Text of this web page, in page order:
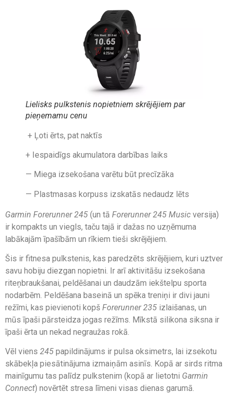
Lielisks pulkstenis nopietniem skrējējiem par
pieņemamu cenu
+ Ļoti ērts, pat naktīs
+ Iespaidīgs akumulatora darbības laiks
— Miega izsekošana varētu būt precīzāka
— Plastmasas korpuss izskatās nedaudz lēts
Garmin Forerunner 245 (un tā Forerunner 245 Music versija)
ir kompakts un viegls, taču tajā ir dažas no uzņēmuma
labākajām īpašībām un rīkiem tieši skrējējiem.
Šis ir fitnesa pulkstenis, kas paredzēts skrējējiem, kuri uztver
savu hobiju diezgan nopietni. Ir arī aktivitāšu izsekošana
riteņbraukšanai, peldēšanai un daudzām iekštelpu sporta
nodarbēm. Peldēšana baseinā un spēka treniņi ir divi jauni
režīmi, kas pievienoti kopš Forerunner 235 izlaišanas, un
mūs īpaši pārsteidza jogas režīms. Mīkstā silikona siksna ir
īpaši ērta un nekad negraužas rokā.
Vēl viens 245 papildinājums ir pulsa oksimetrs, lai izsekotu
skābekļa piesātinājuma izmaiņām asinīs. Kopā ar sirds ritma
mainīgumu tas palīdz pulkstenim (kopā ar lietotni Garmin
Connect) novērtēt stresa līmeni visas dienas garumā.